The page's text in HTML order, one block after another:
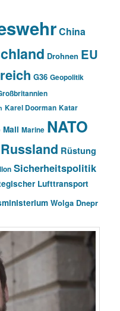
China
Drohnen EU
G36 Geopolitik
Karel Doorman Katar
Mali Marine NATO
Russland Rüstung
Sicherheitspolitik
Lufttransport
Wolga Dnepr